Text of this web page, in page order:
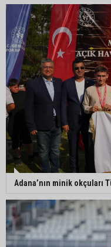
Adana’nın minik okçuları